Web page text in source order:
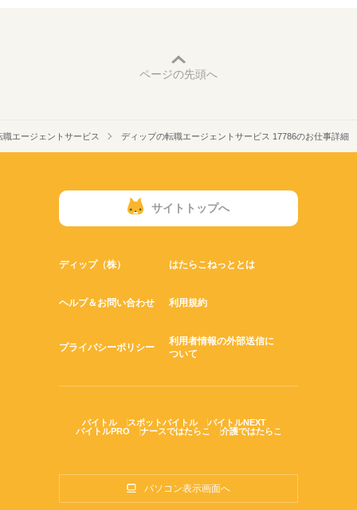
ページの先頭へ
職エージェントサービス ディップの転職エージェントサービス 17786のお仕事詳細
サイトトップへ
ディップ（株） はたらこねっととは
ヘルプ＆お問い合わせ 利用規約
プライバシーポリシー
利用者情報の外部送信に
ついて
バイトル スポットバイトル
バイトルNEXT
バイトルPRO
ナースではたらこ 介護ではたらこ
パソコン表示画面へ